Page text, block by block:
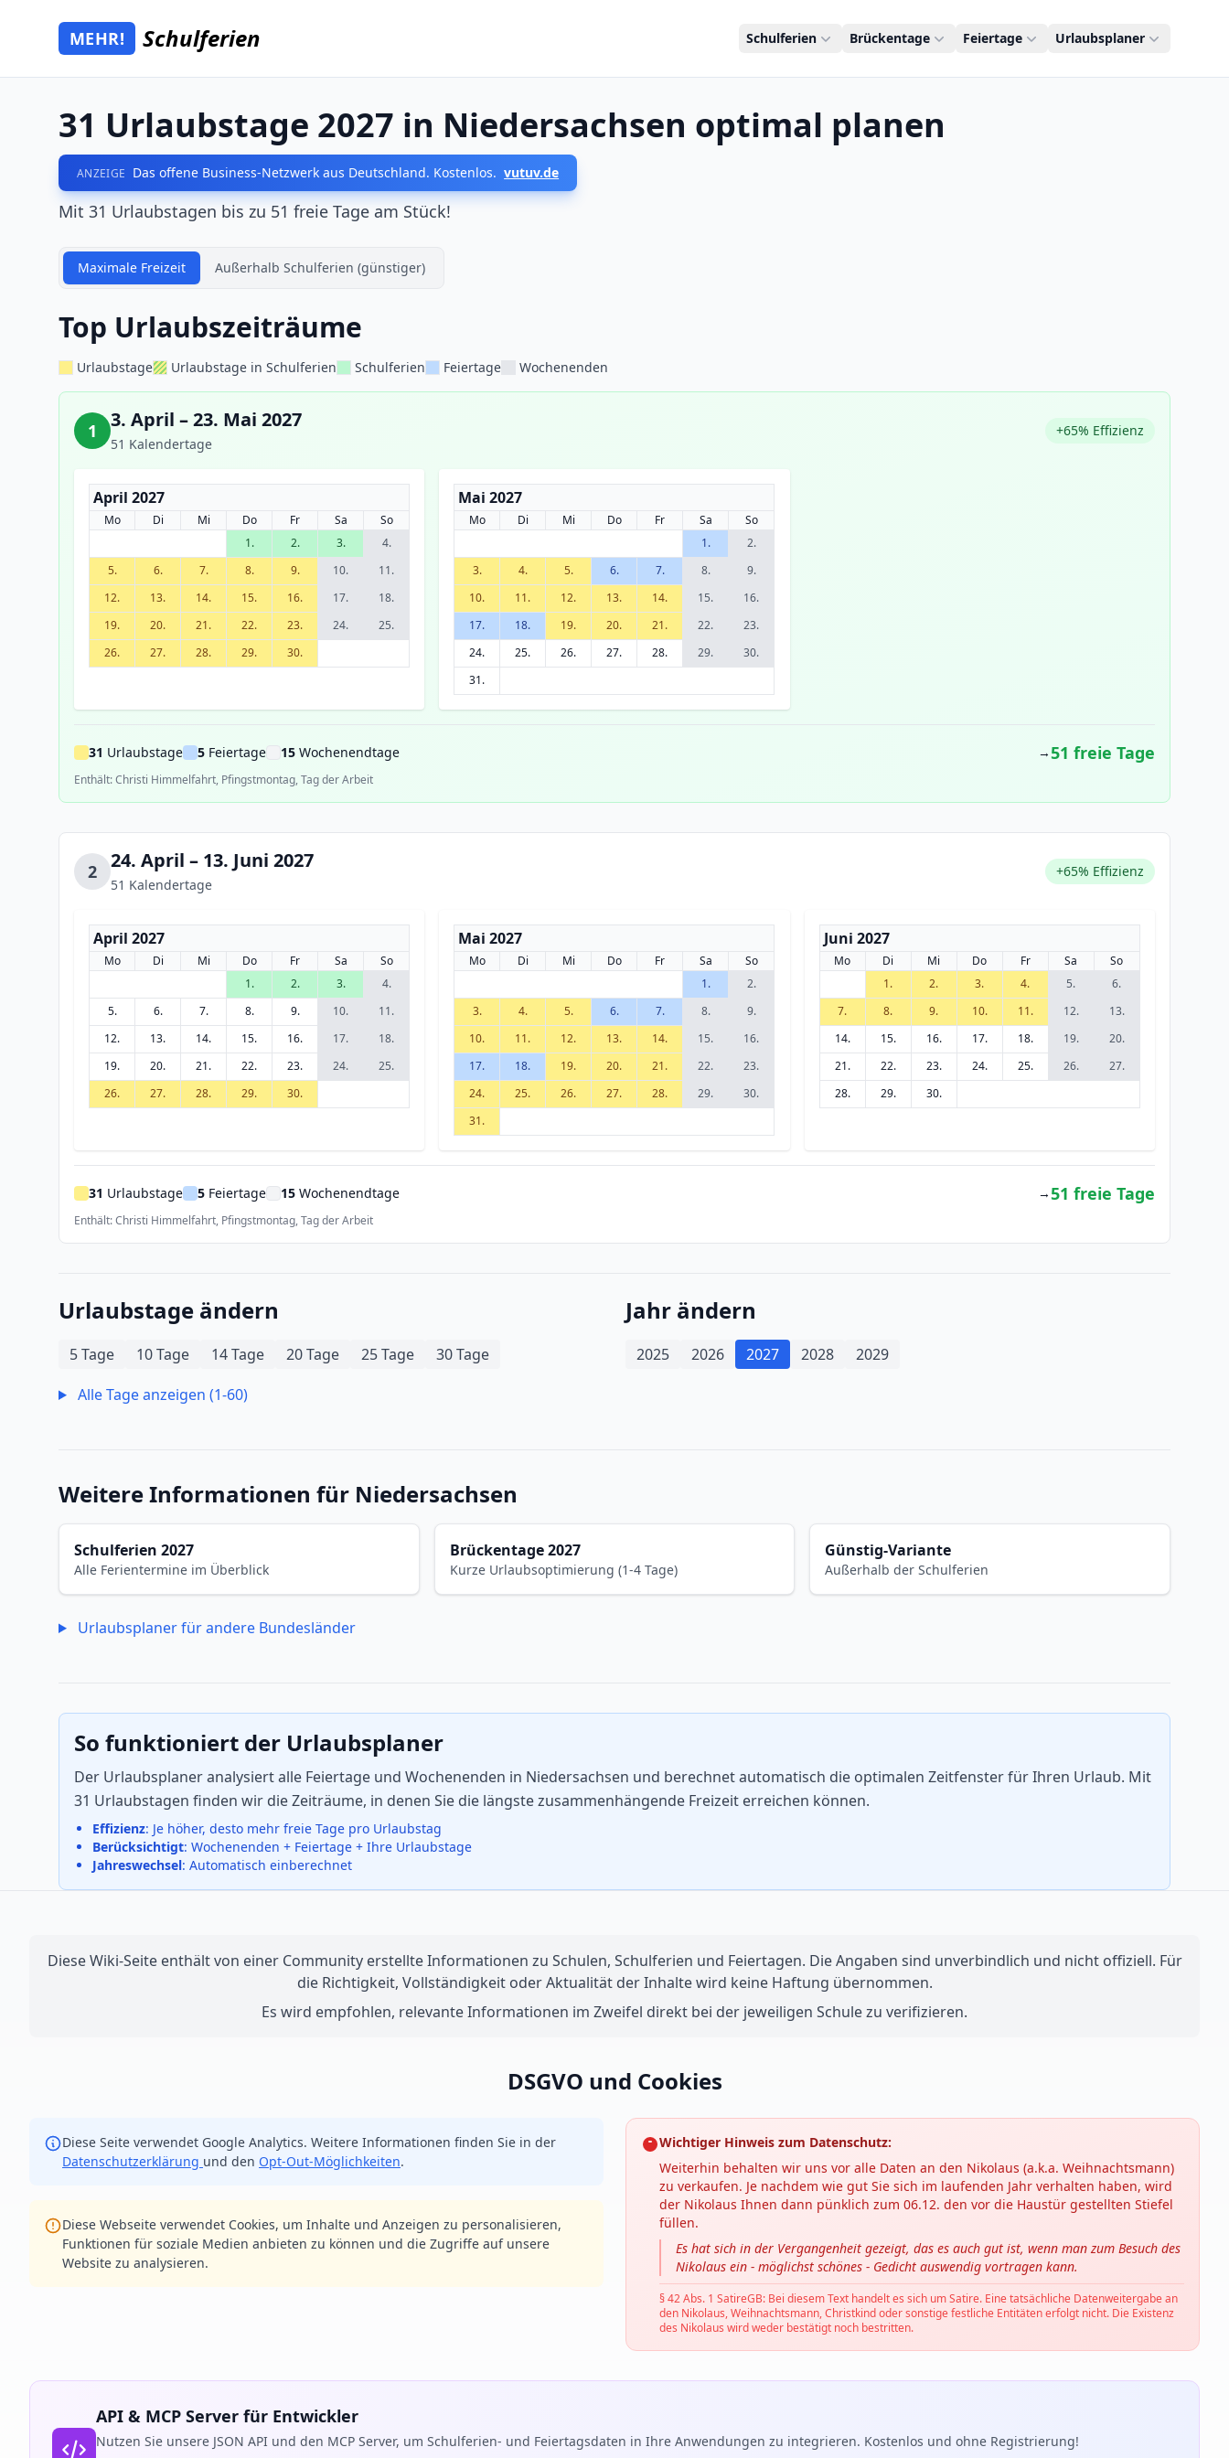
Zum Hauptinhalt springen
Mehr Schulferien
MEHR! Schulferien Schulferien Brückentage Feiertage Urlaubsplaner
31 Urlaubstage 2027 in Niedersachsen optimal planen
ANZEIGE Das offene Business-Netzwerk aus Deutschland. Kostenlos. vutuv.de
Mit 31 Urlaubstagen bis zu 51 freie Tage am Stück!
Maximale Freizeit Außerhalb Schulferien (günstiger)
Top Urlaubszeiträume
Urlaubstage Urlaubstage in Schulferien Schulferien Feiertage Wochenenden
1 3. April – 23. Mai 2027
51 Kalendertage
+65% Effizienz
April 2027
Mo Di Mi Do Fr Sa
So
1.
2. 3.
4.
5.
6. 7. 8. 9. 10.
11.
12.
13. 14. 15. 16. 17.
18.
19.
20. 21. 22. 23. 24.
25.
26.
27. 28. 29. 30.
Mai 2027
Mo Di Mi Do Fr Sa
So
1.
2.
3.
4. 5. 6. 7. 8.
9.
10.
11. 12. 13. 14. 15.
16.
17.
18. 19. 20. 21. 22.
23.
24.
25. 26. 27. 28. 29.
30.
31.
31 Urlaubstage 5 Feiertage 15 Wochenendtage →51 freie Tage
Enthält: Christi Himmelfahrt, Pfingstmontag, Tag der Arbeit
2 24. April – 13. Juni 2027
51 Kalendertage
+65% Effizienz
April 2027
Mo Di Mi Do Fr Sa
So
1.
2. 3.
4.
5.
6. 7. 8. 9. 10.
11.
12.
13. 14. 15. 16. 17.
18.
19.
20. 21. 22. 23. 24.
25.
26.
27. 28. 29. 30.
Mai 2027
Mo Di Mi Do Fr Sa
So
1.
2.
3.
4. 5. 6. 7. 8.
9.
10.
11. 12. 13. 14. 15.
16.
17.
18. 19. 20. 21. 22.
23.
24.
25. 26. 27. 28. 29.
30.
31.
Juni 2027
Mo Di Mi Do Fr Sa
So
1.
2. 3. 4. 5.
6.
7.
8. 9. 10. 11. 12.
13.
14.
15. 16. 17. 18. 19.
20.
21.
22. 23. 24. 25. 26.
27.
28.
29. 30.
31 Urlaubstage 5 Feiertage 15 Wochenendtage →51 freie Tage
Enthält: Christi Himmelfahrt, Pfingstmontag, Tag der Arbeit
Urlaubstage ändern
5 Tage 10 Tage 14 Tage 20 Tage 25 Tage
30 Tage
Alle Tage anzeigen (1-60)
Jahr ändern
2025 2026 2027 2028 2029
Weitere Informationen für Niedersachsen
Schulferien 2027
Alle Ferientermine im Überblick
Brückentage 2027
Kurze Urlaubsoptimierung (1-4 Tage)
Günstig-Variante
Außerhalb der Schulferien
Urlaubsplaner für andere Bundesländer
So funktioniert der Urlaubsplaner
Der Urlaubsplaner analysiert alle Feiertage und Wochenenden in Niedersachsen und berechnet automatisch die optimalen Zeitfenster für Ihren Urlaub. Mit
31 Urlaubstagen finden wir die Zeiträume, in denen Sie die längste zusammenhängende Freizeit erreichen können.
Effizienz: Je höher, desto mehr freie Tage pro Urlaubstag
Berücksichtigt: Wochenenden + Feiertage + Ihre Urlaubstage
Jahreswechsel: Automatisch einberechnet
Diese Wiki-Seite enthält von einer Community erstellte Informationen zu Schulen, Schulferien und Feiertagen. Die Angaben sind unverbindlich und nicht offiziell. Für
die Richtigkeit, Vollständigkeit oder Aktualität der Inhalte wird keine Haftung übernommen.
Es wird empfohlen, relevante Informationen im Zweifel direkt bei der jeweiligen Schule zu verifizieren.
DSGVO und Cookies
Diese Seite verwendet Google Analytics. Weitere Informationen finden Sie in der
Datenschutzerklärung und den Opt-Out-Möglichkeiten.
Diese Webseite verwendet Cookies, um Inhalte und Anzeigen zu personalisieren,
Funktionen für soziale Medien anbieten zu können und die Zugriffe auf unsere
Website zu analysieren.
Wichtiger Hinweis zum Datenschutz:
Weiterhin behalten wir uns vor alle Daten an den Nikolaus (a.k.a. Weihnachtsmann)
zu verkaufen. Je nachdem wie gut Sie sich im laufenden Jahr verhalten haben, wird
der Nikolaus Ihnen dann pünklich zum 06.12. den vor die Haustür gestellten Stiefel
füllen.
Es hat sich in der Vergangenheit gezeigt, das es auch gut ist, wenn man zum Besuch des
Nikolaus ein - möglichst schönes - Gedicht auswendig vortragen kann.
§ 42 Abs. 1 SatireGB: Bei diesem Text handelt es sich um Satire. Eine tatsächliche Datenweitergabe an
den Nikolaus, Weihnachtsmann, Christkind oder sonstige festliche Entitäten erfolgt nicht. Die Existenz
des Nikolaus wird weder bestätigt noch bestritten.
API & MCP Server für Entwickler
Nutzen Sie unsere JSON API und den MCP Server, um Schulferien- und Feiertagsdaten in Ihre Anwendungen zu integrieren. Kostenlos und ohne Registrierung!